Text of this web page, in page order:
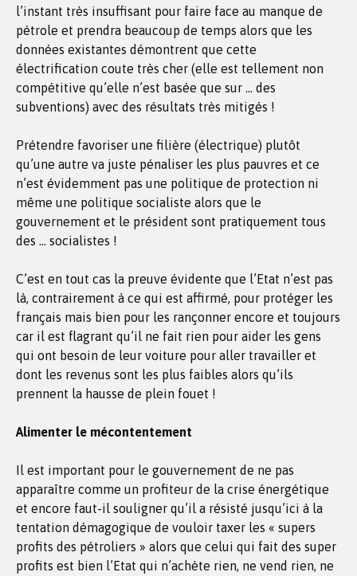
l’instant très insuffisant pour faire face au manque de
pétrole et prendra beaucoup de temps alors que les
données existantes démontrent que cette
électrification coute très cher (elle est tellement non
compétitive qu’elle n’est basée que sur … des
subventions) avec des résultats très mitigés !
Prétendre favoriser une filière (électrique) plutôt
qu’une autre va juste pénaliser les plus pauvres et ce
n’est évidemment pas une politique de protection ni
même une politique socialiste alors que le
gouvernement et le président sont pratiquement tous
des … socialistes !
C’est en tout cas la preuve évidente que l’Etat n’est pas
là, contrairement à ce qui est affirmé, pour protéger les
français mais bien pour les rançonner encore et toujours
car il est flagrant qu’il ne fait rien pour aider les gens
qui ont besoin de leur voiture pour aller travailler et
dont les revenus sont les plus faibles alors qu’ils
prennent la hausse de plein fouet !
Alimenter le mécontentement
Il est important pour le gouvernement de ne pas
apparaître comme un profiteur de la crise énergétique
et encore faut-il souligner qu’il a résisté jusqu’ici à la
tentation démagogique de vouloir taxer les « supers
profits des pétroliers » alors que celui qui fait des super
profits est bien l’Etat qui n’achète rien, ne vend rien, ne